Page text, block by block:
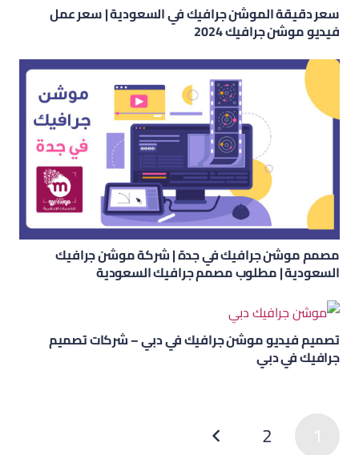
سعر دقيقة الموشن جرافيك في السعودية | سعر عمل
فيديو موشن جرافيك 2024
مصمم موشن جرافيك في جدة | شركة موشن جرافيك
السعودية | مطلوب مصمم جرافيك السعودية
تصميم فيديو موشن جرافيك في دبي – شركات تصميم
جرافيك في دبي
2